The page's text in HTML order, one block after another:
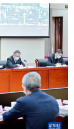
江苏
江西
湖南
重庆
西藏
宁夏